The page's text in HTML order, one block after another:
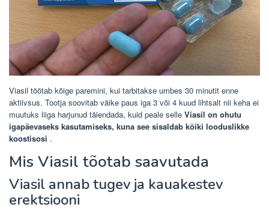
Viasil töötab kõige paremini, kui tarbitakse umbes 30 minutit enne
aktiivsus. Tootja soovitab väike paus iga 3 või 4 kuud lihtsalt nii keha ei
muutuks liiga harjunud täiendada, kuid peale selle Viasil on ohutu
igapäevaseks kasutamiseks, kuna see sisaldab kõiki looduslikke
koostisosi .
Mis Viasil tõotab saavutada
Viasil annab tugev ja kauakestev
erektsiooni